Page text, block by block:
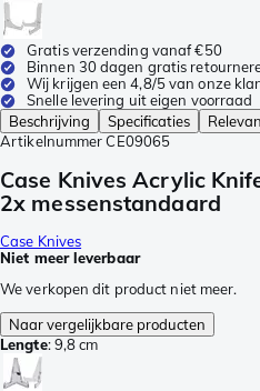
Gratis verzending vanaf €50
Binnen 30 dagen gratis
Wij krijgen een 4,8/5 van onze
Snelle levering uit eigen voorraad
Beschrijving
Specificaties
Artikelnummer CE09065
Case Knives Acrylic
2x messenstandaard
Case Knives
Niet meer leverbaar
We verkopen dit product niet meer.
Naar vergelijkbare producten
Lengte:9,8 cm